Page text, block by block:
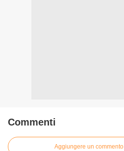
Commenti
Aggiungere un commento